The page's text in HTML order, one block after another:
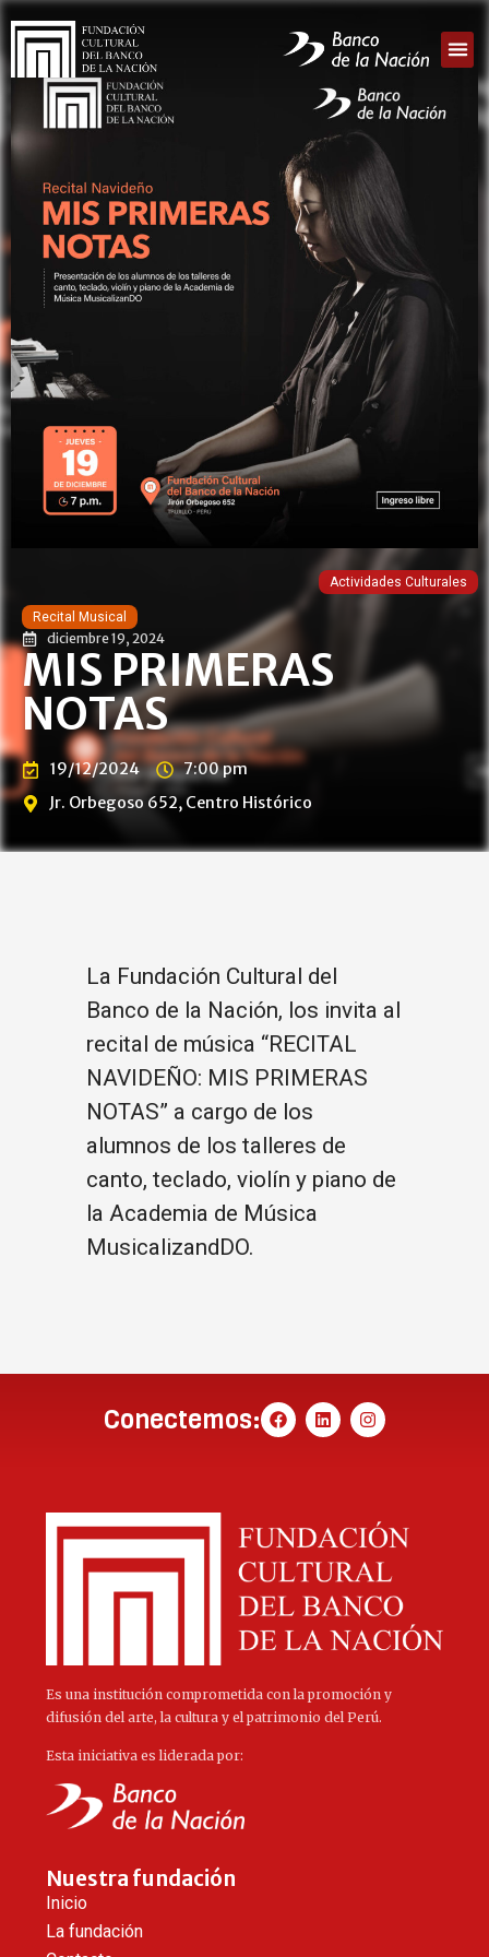
Actividades Culturales
Recital Musical
diciembre 19, 2024
MIS PRIMERAS
NOTAS
19/12/2024
7:00 pm
Jr. Orbegoso 652, Centro Histórico
La Fundación Cultural del
Banco de la Nación, los invita al
recital de música “RECITAL
NAVIDEÑO: MIS PRIMERAS
NOTAS” a cargo de los
alumnos de los talleres de
canto, teclado, violín y piano de
la Academia de Música
MusicalizandDO.
Conectemos:
Es una institución comprometida con la promoción y
difusión del arte, la cultura y el patrimonio del Perú.
Esta iniciativa es liderada por:
Nuestra fundación
Inicio
La fundación